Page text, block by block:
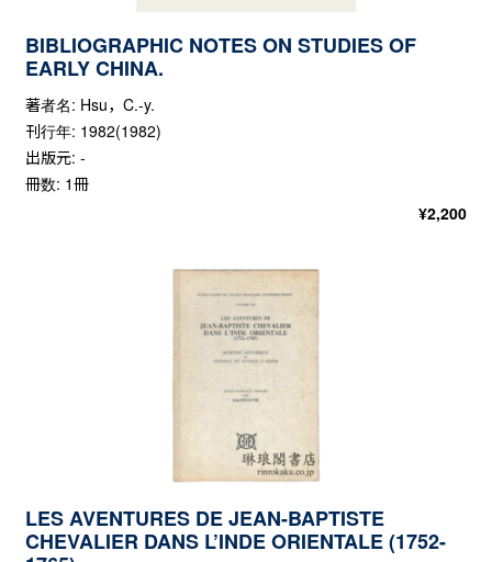
BIBLIOGRAPHIC NOTES ON STUDIES OF
EARLY CHINA.
著者名: Hsu，C.-y.
刊行年: 1982(1982)
出版元: -
冊数: 1冊
¥2,200
LES AVENTURES DE JEAN-BAPTISTE
CHEVALIER DANS L’INDE ORIENTALE (1752-